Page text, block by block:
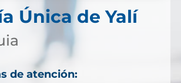
Única de Yalí
de atención: